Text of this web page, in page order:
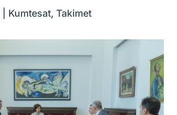
Kumtesat,Takimet